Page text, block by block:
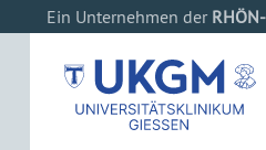
Ein Unternehmen der